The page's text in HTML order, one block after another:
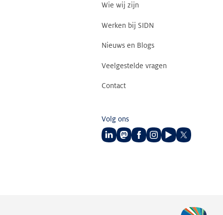
Wie wij zijn
Werken bij SIDN
Nieuws en Blogs
Veelgestelde vragen
Contact
Volg ons